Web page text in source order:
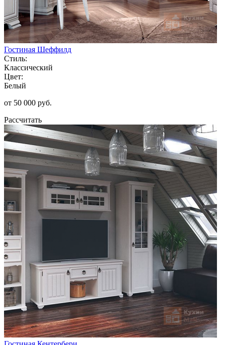
Гостиная Шеффилд
Стиль:
Классический
Цвет:
Белый
от 50 000 руб.
Рассчитать